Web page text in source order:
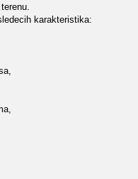
karakteristika: